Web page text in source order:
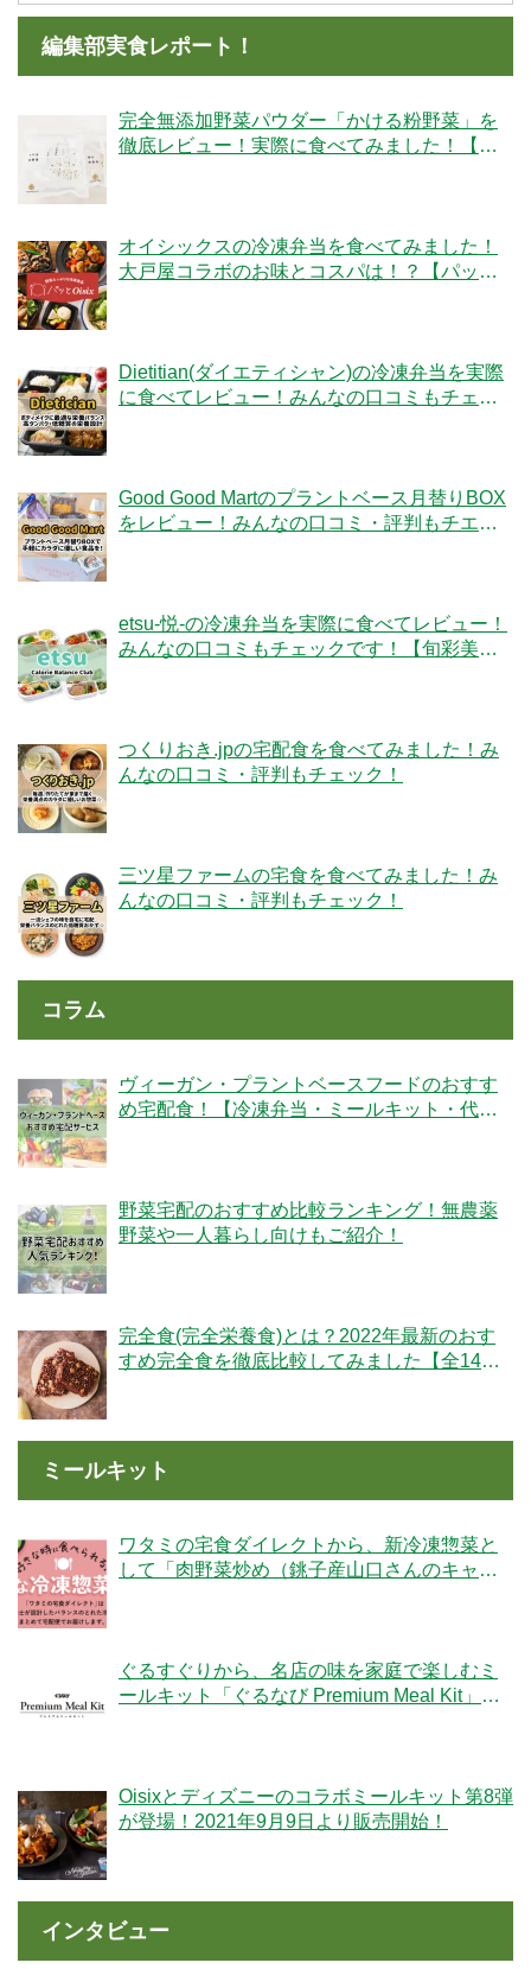
編集部実食レポート！
完全無添加野菜パウダー「かける粉野菜」を
徹底レビュー！実際に食べてみました！【ベ
オイシックスの冷凍弁当を食べてみました！
大戸屋コラボのお味とコスパは！？【パッと
Dietitian(ダイエティシャン)の冷凍弁当を実際
に食べてレビュー！みんなの口コミもチェッ
Good Good Martのプラントベース月替りBOX
をレビュー！みんなの口コミ・評判もチエッ
etsu-悦-の冷凍弁当を実際に食べてレビュー！
みんなの口コミもチェックです！【旬彩美
つくりおき.jpの宅配食を食べてみました！み
んなの口コミ・評判もチェック！
三ツ星ファームの宅食を食べてみました！み
んなの口コミ・評判もチェック！
コラム
ヴィーガン・プラントベースフードのおすす
め宅配食！【冷凍弁当・ミールキット・代替
野菜宅配のおすすめ比較ランキング！無農薬
野菜や一人暮らし向けもご紹介！
完全食(完全栄養食)とは？2022年最新のおす
すめ完全食を徹底比較してみました【全14
ミールキット
ワタミの宅食ダイレクトから、新冷凍惣菜と
して「肉野菜炒め（銚子産山口さんのキャベ
ぐるすぐりから、名店の味を家庭で楽しむミ
ールキット「ぐるなび Premium Meal Kit」シ
Oisixとディズニーのコラボミールキット第8弾
が登場！2021年9月9日より販売開始！
インタビュー